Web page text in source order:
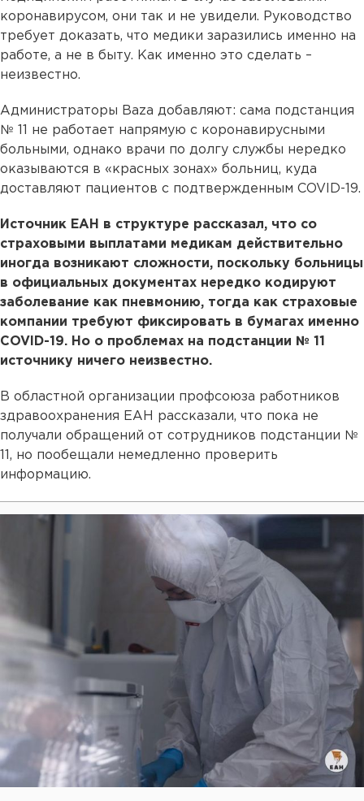
коронавирусом, они так и не увидели. Руководство
требует доказать, что медики заразились именно на
работе, а не в быту. Как именно это сделать –
неизвестно.
Администраторы Baza добавляют: сама подстанция
№ 11 не работает напрямую с коронавирусными
больными, однако врачи по долгу службы нередко
оказываются в «красных зонах» больниц, куда
доставляют пациентов с подтвержденным COVID-19.
Источник ЕАН в структуре рассказал, что со
страховыми выплатами медикам действительно
иногда возникают сложности, поскольку больницы
в официальных документах нередко кодируют
заболевание как пневмонию, тогда как страховые
компании требуют фиксировать в бумагах именно
COVID-19. Но о проблемах на подстанции № 11
источнику ничего неизвестно.
В областной организации профсоюза работников
здравоохранения ЕАН рассказали, что пока не
получали обращений от сотрудников подстанции №
11, но пообещали немедленно проверить
информацию.